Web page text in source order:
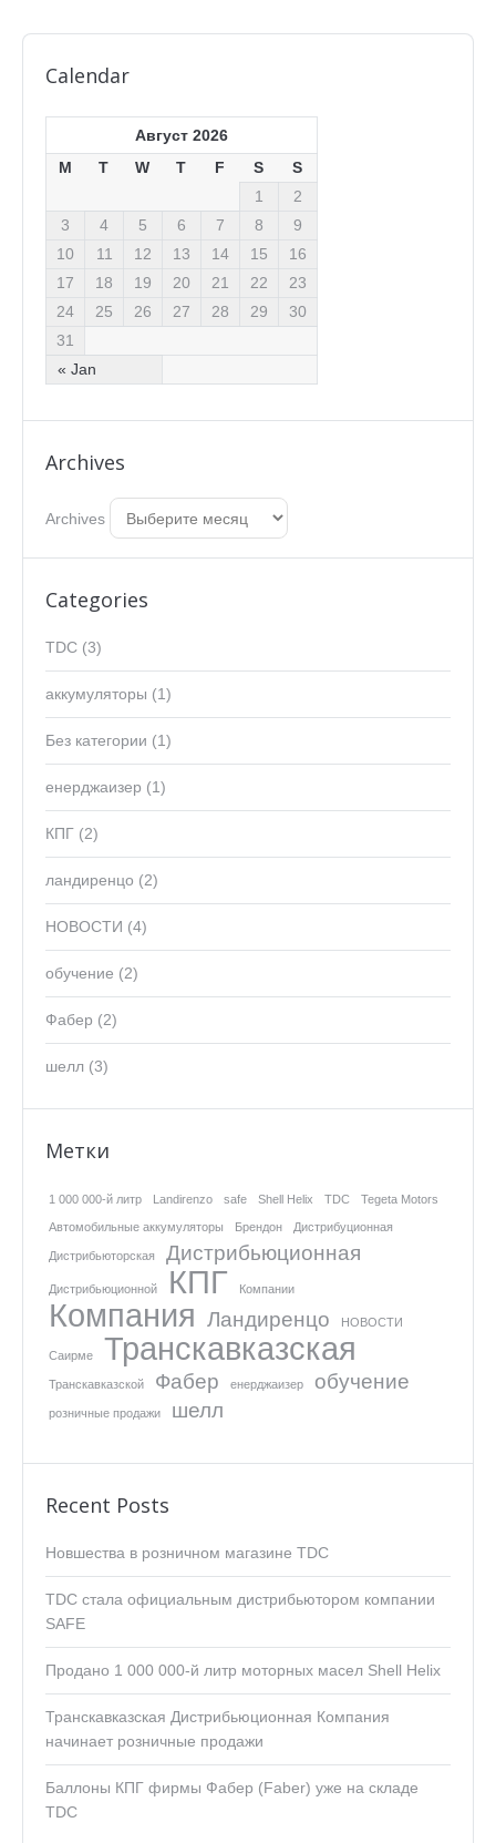
Calendar
Август 2026
M
T W T F S S
« Jan
1
2
3
4 5 6 7 8
9
10
11 12 13 14 15
16
17
18 19 20 21 22
23
24
25 26 27 28 29
30
31
Archives
Archives
Categories
TDC (3)
аккумуляторы (1)
Без категории (1)
енерджаизер (1)
КПГ (2)
ландиренцо (2)
НОВОСТИ (4)
обучение (2)
Фабер (2)
шелл (3)
Метки
1 000 000-й литр Landirenzo safe Shell Helix TDC Tegeta Motors
Автомобильные аккумуляторы Брендон Дистрибуционная
Дистрибьюторская Дистрибьюционная
Дистрибьюционной КПГ Компании
Компания Ландиренцо НОВОСТИ
Саирме Транскавказская
Транскавказской Фабер енерджаизер обучение
розничные продажи шелл
Recent Posts
Новшества в розничном магазине TDC
TDC стала официальным дистрибьютором компании
SAFE
Продано 1 000 000-й литр моторных масел Shell Helix
Транскавказская Дистрибьюционная Компания
начинает розничные продажи
Баллоны КПГ фирмы Фабер (Faber) уже на складе
TDC